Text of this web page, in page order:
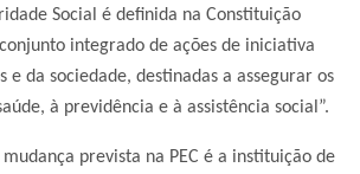
Social é definida na Constituição
integrado de ações de iniciativa
e da sociedade, destinadas a assegurar os
à previdência e à assistência social”.
mudança prevista na PEC é a instituição de